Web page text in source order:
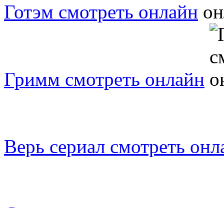
Готэм смотреть онлайн
Гримм смотреть онлайн
Верь сериал смотреть